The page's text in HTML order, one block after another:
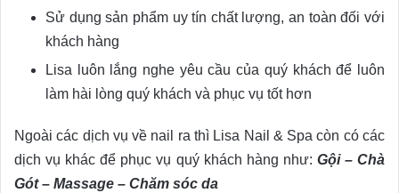
Sử dụng sản phẩm uy tín chất lượng, an toàn đối với
khách hàng
Lisa luôn lắng nghe yêu cầu của quý khách để luôn
làm hài lòng quý khách và phục vụ tốt hơn
Ngoài các dịch vụ về nail ra thì Lisa Nail & Spa còn có các
dịch vụ khác để phục vụ quý khách hàng như: Gội – Chà
Gót – Massage – Chăm sóc da